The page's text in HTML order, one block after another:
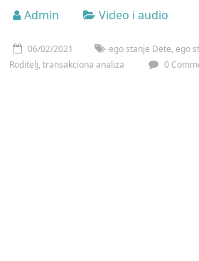
Admin Video i audio
06/02/2021 ego stanje Dete,ego
Roditelj,transakciona analiza 0